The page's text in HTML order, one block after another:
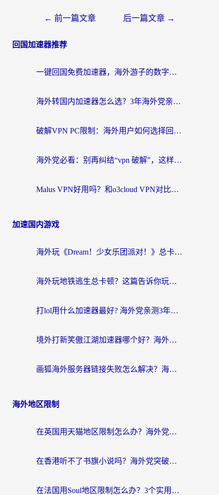
← 前一篇文章 后一篇文章 →
回国加速器推荐
一键回国免费加速器，海外游子的数字归乡路
海外转国内加速器怎么选？3年海外党亲测指南，无缝刷剧玩游戏不再难
破解VPN PC限制：海外用户如何选择回国加速器实现无缝访问国内资源
海外党必看：别再纠结“vpn 破解”，这样选回国加速器才能真正无缝访问国内资源
Malus VPN好用吗？和o3cloud VPN对比哪个回国效果更好？
加速国内游戏
海外玩《Dream！少女乐团派对！》总卡顿？加速器到底能不能用？一篇指南解决你的国服游戏难题
海外玩地铁逃生总卡顿？这篇告诉你玩地铁逃生用什么加速器好,比较好
打lol用什么加速器最好? 海外党亲测3年的国服游戏加速终极攻略
境外打新笑傲江湖加速器哪个好？海外玩家国服畅玩全攻略（附实测推荐）
画狐海外服务器链接失败怎么解决？海外玩家国服游戏加速器终极指南
海外地区限制
在英国用天猫地区限制怎么办？海外党必备的国内平台解锁指南
在香港听不了书旗小说吗？海外党突破内容限制的实用指南
在法国用Soul地区限制怎么办？3个实用技巧帮你轻松解决（附德国场景方案）